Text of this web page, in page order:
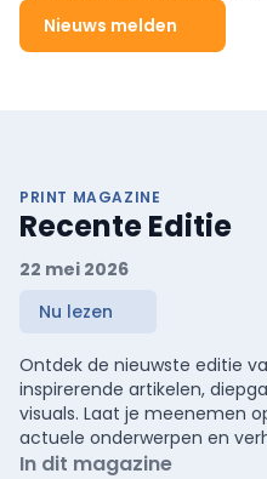
Nieuws melden
PRINT MAGAZINE
Recente Editie
22 mei 2026
Nu lezen
Ontdek de nieuwste editie
inspirerende artikelen,
visuals. Laat je meenemen
actuele onderwerpen en
In dit magazine